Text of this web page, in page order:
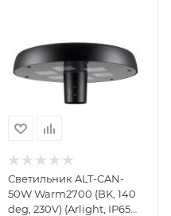
Светильник ALT-CAN-
50W Warm2700 (BK, 140
deg, 230V) (Arlight, IP65